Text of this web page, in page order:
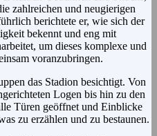
zahlreichen und neugierigen
berichtete er, wie sich der
bekennt und eng mit
um dieses komplexe und
voranzubringen.
das Stadion besichtigt. Von
Logen bis hin zu den
Türen geöffnet und Einblicke
zu erzählen und zu bestaunen.